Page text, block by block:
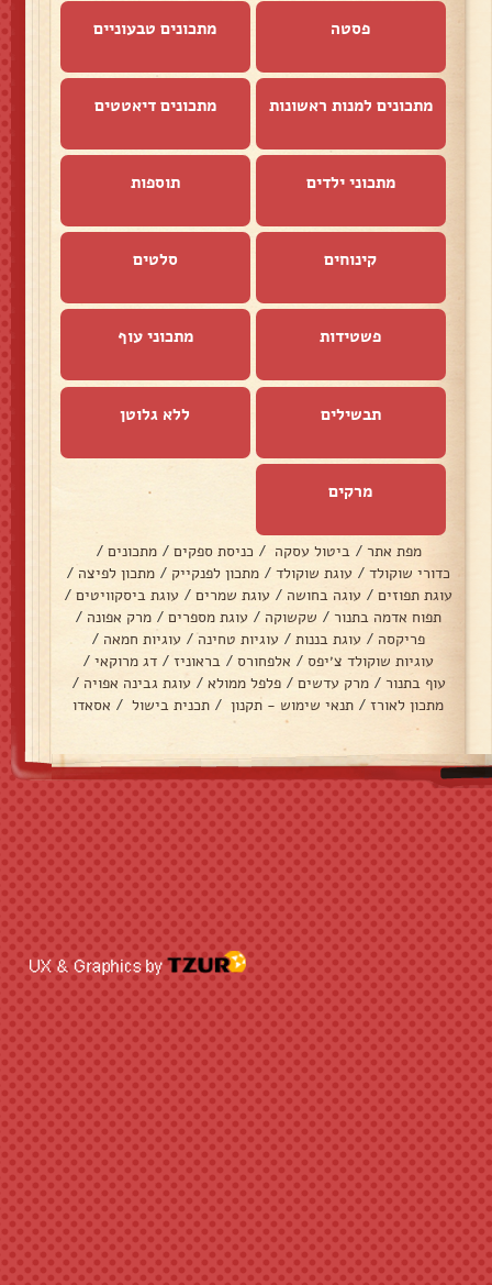
פסטה מתכונים טבעוניים
מתכונים למנות ראשונות מתכונים דיאטטים
מתכוני ילדים תוספות
קינוחים סלטים
פשטידות מתכוני עוף
תבשילים ללא גלוטן
מרקים
מפת אתר / ביטול עסקה / כניסת ספקים / מתכונים /
כדורי שוקולד / עוגת שוקולד / מתכון לפנקייק / מתכון לפיצה /
עוגת תפוזים / עוגה בחושה / עוגת שמרים / עוגת ביסקוויטים /
תפוח אדמה בתנור / שקשוקה / עוגת מספרים / מרק אפונה /
פריקסה / עוגת בננות / עוגיות טחינה / עוגיות חמאה /
עוגיות שוקולד צ׳יפס / אלפחורס / בראוניז / דג מרוקאי /
עוף בתנור / מרק עדשים / פלפל ממולא / עוגת גבינה אפויה /
מתכון לאורז / תנאי שימוש - תקנון / תכנית בישול / אסאדו